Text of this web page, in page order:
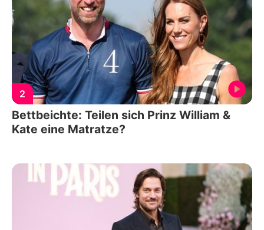
2
Bettbeichte: Teilen sich Prinz William &
Kate eine Matratze?